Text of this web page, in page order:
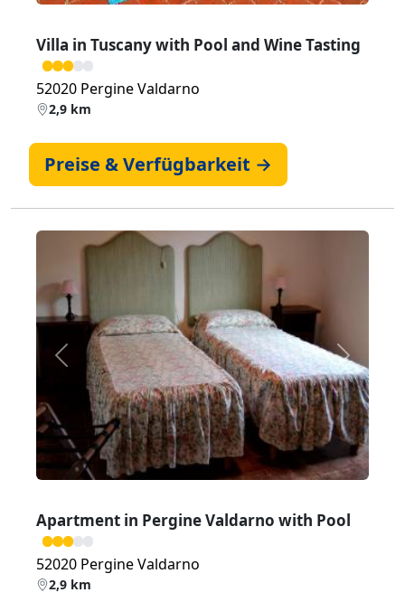
Villa in Tuscany with Pool and Wine Tasting
52020 Pergine Valdarno
2,9 km
Preise & Verfügbarkeit →
Zurück Weiter
Apartment in Pergine Valdarno with Pool
52020 Pergine Valdarno
2,9 km